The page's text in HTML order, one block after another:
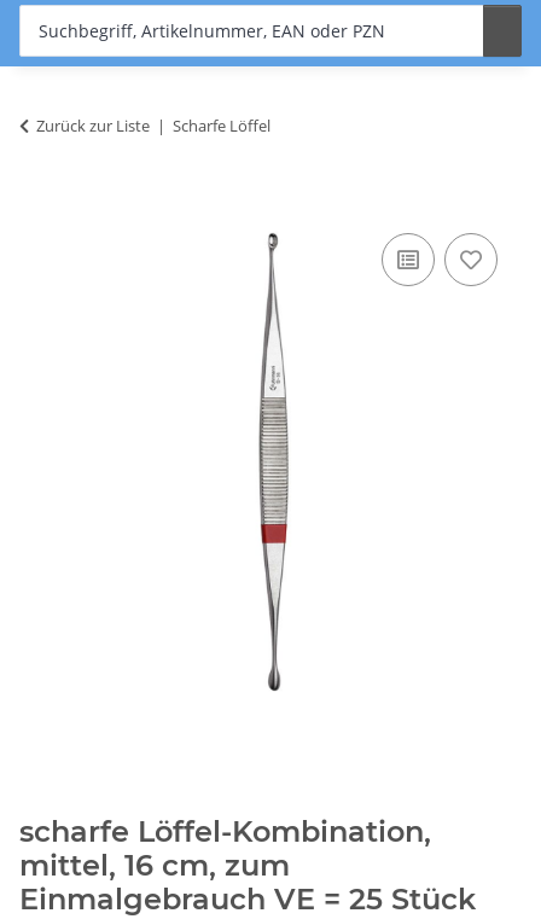
Zurück zur Liste Scharfe Löffel
scharfe Löffel-Kombination,
mittel, 16 cm, zum
Einmalgebrauch VE = 25 Stück